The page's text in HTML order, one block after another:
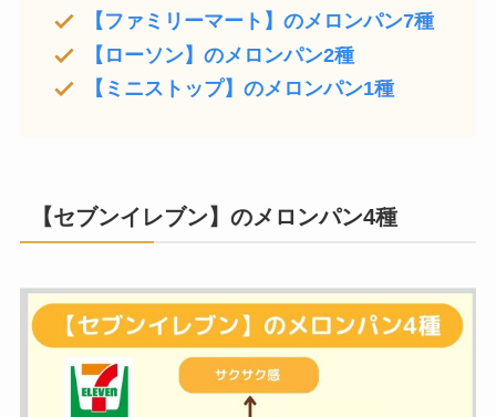
【ファミリーマート】のメロンパン7種
【ローソン】のメロンパン2種
【ミニストップ】のメロンパン1種
【セブンイレブン】のメロンパン4種